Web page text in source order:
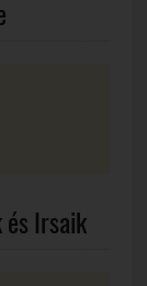
és Irsaik